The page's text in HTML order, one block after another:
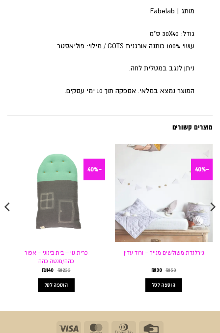
מותג | Fabelab
גודל: 30X40 ס"מ
עשוי 100% כותנה אורגנית GOTS / מילוי: פוליאסטר
ניתן לנגב במטלית לחה.
המוצר נמצא במלאי. אספקה תוך 10 ימי עסקים.
מוצרים קשורים
-40%
גירלנדת משולשים מנייר – ורוד עדין
₪50
המחיר
היה:
₪50.
₪30
המחיר
הוספה לסל
-40%
כרית נוי – בית בינוני – אפור
כהה/מנטה כהה
₪233
המחיר
היה:
₪233.
₪140
המחיר
הוספה לסל
Credit
Dinners
MasterCard
Visa